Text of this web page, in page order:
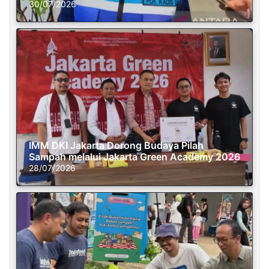
30/07/2026
IMM DKI Jakarta Dorong Budaya Pilah
Sampah melalui Jakarta Green Academy 2026
28/07/2026